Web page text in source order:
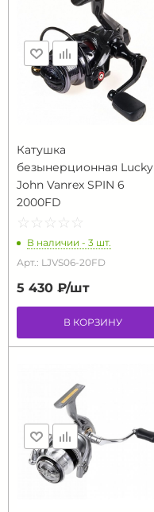
Катушка
безынерционная Lucky
John Vanrex SPIN 6
2000FD
☆ ☆ ☆ ☆ ☆
★ ★ ★ ★ ★
В наличии - 3 шт.
Арт.: LJVS06-20FD
5 430 ₽/шт
В КОРЗИНУ